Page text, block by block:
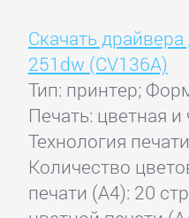
Скачать
251dw (CV136A)
Тип: принтер;
Печать: цветная и
Технология
Количество
печати (А4): 20